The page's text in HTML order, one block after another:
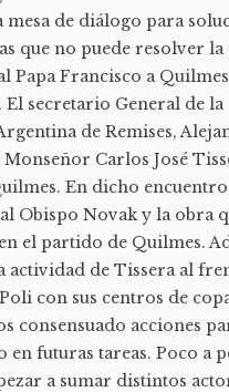
mesa de diálogo para
que no puede resolver
Papa Francisco a
El secretario General de la
de Remises,
Carlos José
En dicho encuentro
Obispo Novak y la obra
el partido de Quilmes.
actividad de Tissera al
con sus centros de
consensuado acciones
en futuras tareas. Poco a
a sumar distintos